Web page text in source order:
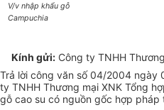
V/v nhập khẩu gỗ
Campuchia
Kính gửi: Công ty TNHH
Trả lời công văn số 04/2004 ngày
ty TNHH Thương mại XNK Tổng
gỗ cao su có nguồn gốc hợp pháp